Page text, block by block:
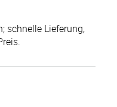
schnelle Lieferung,